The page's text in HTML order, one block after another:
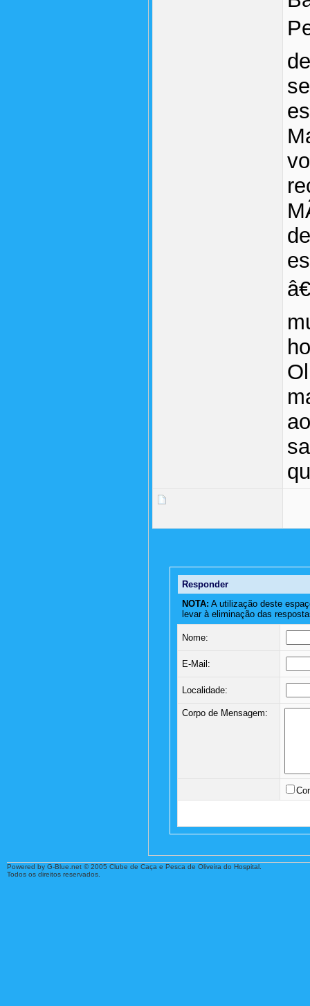
Responder
NOTA: A utilização deste
levar à eliminação das
Nome:
E-Mail:
Localidade:
Corpo de Mensagem:
Powered by G-Blue.net © 2005 Clube de Caça e Pesca de Oliveira do Hospital.
Todos os direitos reservados.